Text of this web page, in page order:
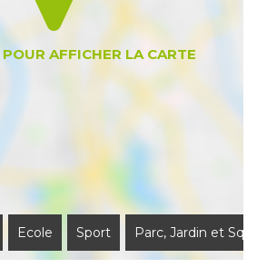
Ecole Sport Parc, Jardin et